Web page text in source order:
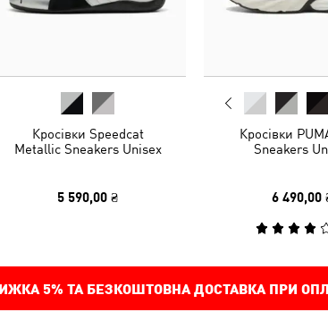
Кросівки Speedcat
Metallic Sneakers Unisex
5 590,00 ₴
Кросівки
Sneakers
6 490,00
5% ТА БЕЗКОШТОВНА ДОСТАВКА ПРИ